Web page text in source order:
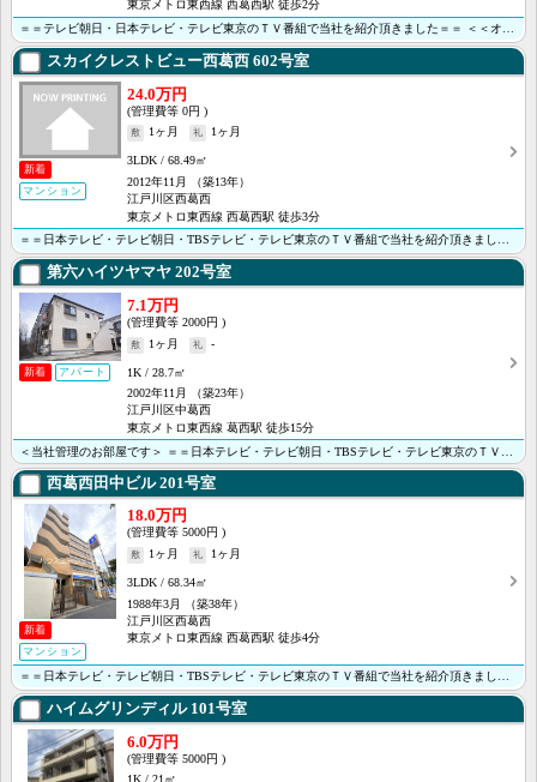
東京メトロ東西線 西葛西駅 徒歩2分
＝＝テレビ朝日・日本テレビ・テレビ東京のＴＶ番組で当社を紹介頂きました＝＝ ＜＜オンライン内見・接客･･･
スカイクレストビュー西葛西 602号室
新着
マンション
24.0万円
0円
1ヶ月
1ヶ月
3LDK
68.49㎡
2012年11月
（築13年）
江戸川区西葛西
東京メトロ東西線 西葛西駅 徒歩3分
＝＝日本テレビ・テレビ朝日・TBSテレビ・テレビ東京のＴＶ番組で当社を紹介頂きました＝＝ ※定期借家･･･
第六ハイツヤマヤ 202号室
新着 アパート
7.1万円
2000円
1ヶ月
-
1K
28.7㎡
2002年11月
（築23年）
江戸川区中葛西
東京メトロ東西線 葛西駅 徒歩15分
＜当社管理のお部屋です＞ ＝＝日本テレビ・テレビ朝日・TBSテレビ・テレビ東京のＴＶ番組で当社を紹介･･･
西葛西田中ビル201号室
新着
マンション
18.0万円
5000円
1ヶ月
1ヶ月
3LDK
68.34㎡
1988年3月
（築38年）
江戸川区西葛西
東京メトロ東西線 西葛西駅 徒歩4分
＝＝日本テレビ・テレビ朝日・TBSテレビ・テレビ東京のＴＶ番組で当社を紹介頂きました＝＝＜＜オンライ･･･
ハイムグリンディル101号室
6.0万円
5000円
1K
21㎡